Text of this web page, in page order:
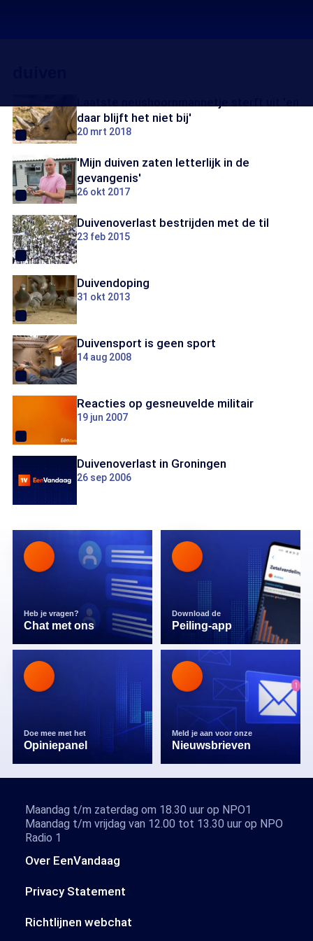
daar blijft het niet bij'
20 mrt 2018
'Mijn duiven zaten letterlijk in de
gevangenis'
26 okt 2017
Duivenoverlast bestrijden met de til
23 feb 2015
Duivendoping
31 okt 2013
Duivensport is geen sport
14 aug 2008
Reacties op gesneuvelde militair
19 jun 2007
Duivenoverlast in Groningen
26 sep 2006
Heb je vragen?
Chat met ons
Download de
Peiling-app
Doe mee met het
Opiniepanel
Meld je aan voor onze
Nieuwsbrieven
Over EenVandaag
Privacy Statement
Richtlijnen webchat
Maandag t/m zaterdag om 18.30 uur op NPO1
Maandag t/m vrijdag van 12.00 tot 13.30 uur op NPO
Radio 1